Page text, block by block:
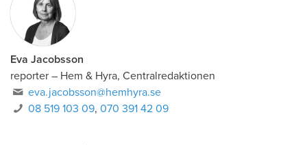
Eva Jacobsson
reporter – Hem & Hyra, Centralredaktionen
eva.jacobsson@hemhyra.se
08 519 103 09,070 391 42 09